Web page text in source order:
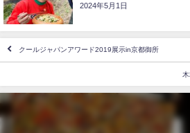
2024年5月1日
クールジャパンアワード2019展示in京都御所